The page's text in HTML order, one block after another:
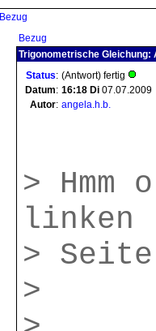
Bezug
Bezug
Trigonometrische Gleichung:
Status: (Antwort) fertig
Datum: 16:18 Di 07.07.2009
Autor: angela.h.b.
>
linken
>
>